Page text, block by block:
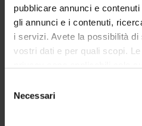
pubblicare annunci e
gli annunci e i contenuti,
i servizi. Avete la possibilità
vostri dati e per quali scopi.
modificare o revocare il
momento dalla Dichiarazione
delNecessari
ORGANISATION
GOVERNANCE
DEPARTMENT